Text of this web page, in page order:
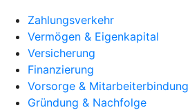
Zahlungsverkehr
Vermögen & Eigenkapital
Versicherung
Finanzierung
Vorsorge & Mitarbeiterbindung
Gründung & Nachfolge